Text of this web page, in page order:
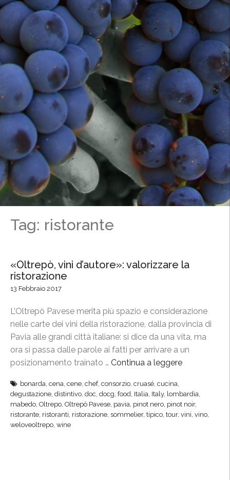
Tag: ristorante
«Oltrepò, vini d’autore»: valorizzare la
ristorazione
13 Febbraio 2017
L’Oltrepò Pavese merita più spazio e considerazione
nelle carte dei vini della ristorazione, dalla provincia di
Pavia alle grandi città italiane: si dice da una vita, ma
ora si passa dalle parole ai fatti per arrivare a un
posizionamento trainato … Continua a leggere
t
bonarda, cena, cene, chef, consorzio, cruasé, cucina,
degustazione, distintivo, doc, docg, food, Italia, Italy, lombardia,
mabedo, Oltrepo, Oltrepò Pavese, pavia, pinot nero, pinot noir,
ristorante, ristoranti, ristorazione, sommelier, tipico, tour, vini, vino,
weloveoltrepo, wine